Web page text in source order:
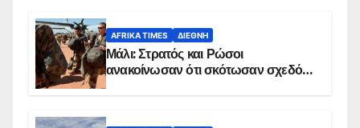
AFRIKA TIMES ΔΙΕΘΝΉ
Μάλι: Στρατός και Ρώσοι
ανακοίνωσαν ότι σκότωσαν σχεδόν